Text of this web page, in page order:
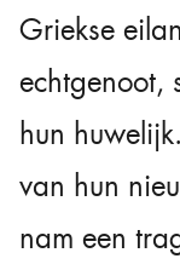
Griekse
echtgenoot,
hun
van hun
nam een